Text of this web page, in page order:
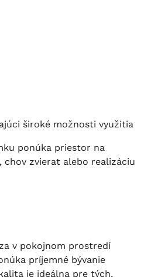
široké možnosti využitia
ponúka priestor na
chov zvierat alebo realizáciu
v pokojnom prostredí
príjemné bývanie
je ideálna pre tých,